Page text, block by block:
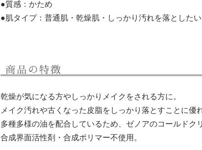
●質感：かため
●肌タイプ：普通肌・乾燥肌・しっかり汚れを落としたい
乾燥が気になる方やしっかりメイクをされる方に。
メイク汚れや古くなった皮脂をしっかり落とすことに優
多種多様の油を配合しているため、ゼノアのコールドク
合成界面活性剤・合成ポリマー不使用。